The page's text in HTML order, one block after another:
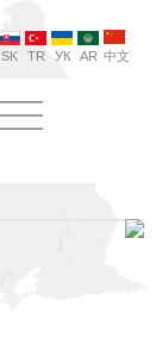
SK TR УК AR 中文